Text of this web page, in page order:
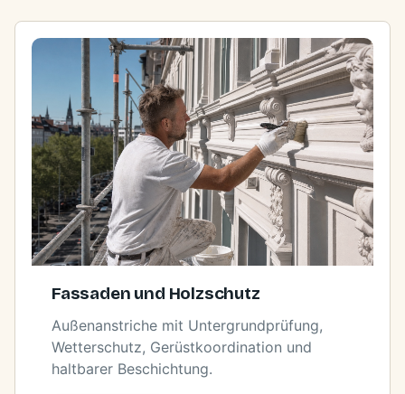
Fassaden und Holzschutz
Außenanstriche mit Untergrundprüfung,
Wetterschutz, Gerüstkoordination und
haltbarer Beschichtung.